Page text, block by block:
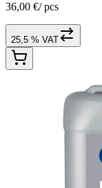
36,00 €/ pcs
25,5 % VAT